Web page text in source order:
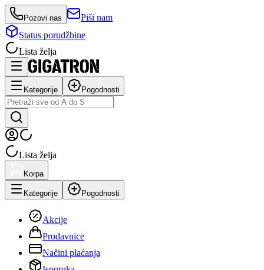
Pozovi nas
Piši nam
Status porudžbine
Lista želja
Kategorije Pogodnosti
Lista želja
Korpa
Kategorije Pogodnosti
Akcije
Prodavnice
Načini plaćanja